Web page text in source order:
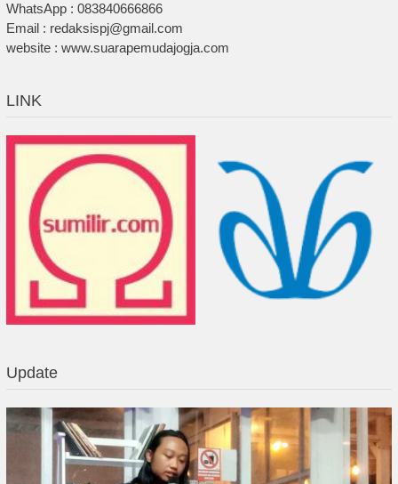
WhatsApp : 083840666866
Email : redaksispj@gmail.com
website : www.suarapemudajogja.com
LINK
Update